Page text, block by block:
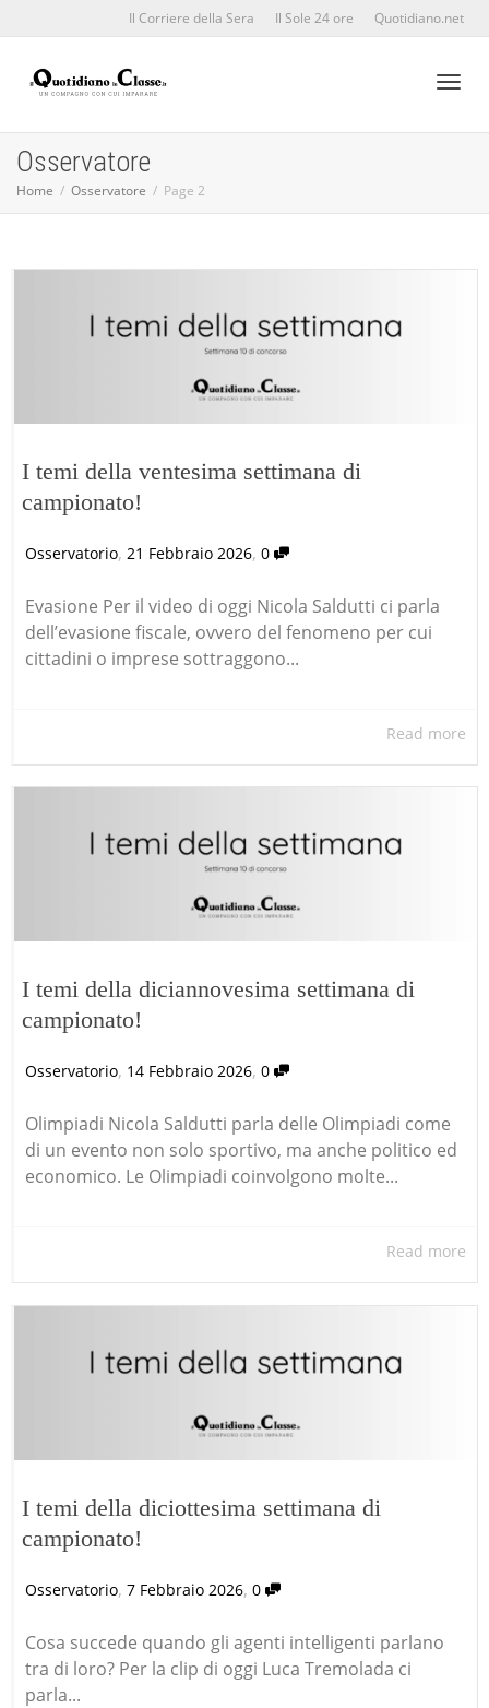
Il Corriere della Sera Il Sole 24 ore Quotidiano.net
Osservatore
Home Osservatore Page 2
I temi della ventesima settimana di
campionato!
Osservatorio, 21 Febbraio 2026, 0
Evasione Per il video di oggi Nicola Saldutti ci parla
dell’evasione fiscale, ovvero del fenomeno per cui
cittadini o imprese sottraggono...
Read more
I temi della diciannovesima settimana di
campionato!
Osservatorio, 14 Febbraio 2026, 0
Olimpiadi Nicola Saldutti parla delle Olimpiadi come
di un evento non solo sportivo, ma anche politico ed
economico. Le Olimpiadi coinvolgono molte...
Read more
I temi della diciottesima settimana di
campionato!
Osservatorio, 7 Febbraio 2026, 0
Cosa succede quando gli agenti intelligenti parlano
tra di loro? Per la clip di oggi Luca Tremolada ci
parla...